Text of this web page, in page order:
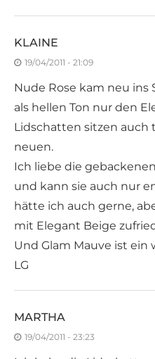
KLAINE
19/04/2011 - 21:09
Nude Rose kam neu ins
als hellen Ton nur den
Lidschatten sitzen auch
neuen.
Ich liebe die
und kann sie auch nur
hätte ich auch gerne,
mit Elegant Beige
Und Glam Mauve ist ein
LG
MARTHA
19/04/2011 - 23:23